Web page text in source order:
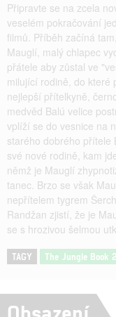
Připravte se na zcela
veselém pokračování
filmů. Příběh začíná
Mauglí, malý chlapec
přátele aby zůstal ve
milující rodině, do které
nejlepší přítelkyně,
medvěd Balú velice
vplíží se do vesnice na
starého dobrého přítele
své nové rodině, kam
němž je Mauglí
tanec. Brzo se však
nepřítelem tygrem
Randžan zjistí, že je
se s hrozivou šelmou
TAGY The Jungle Book 2